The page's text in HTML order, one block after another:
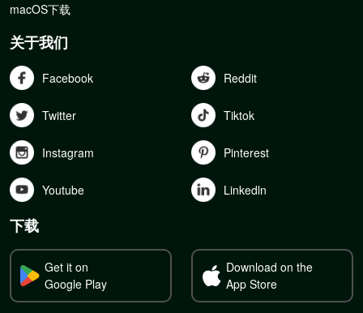
macOS下载
关于我们
Facebook Reddit
Twitter Tiktok
Instagram Pinterest
Youtube Linkedln
下载
Get it on
Google Play
Download on the
App Store